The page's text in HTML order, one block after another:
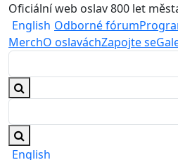
Oficiální web oslav 800 let
English Odborné fórum
MerchO oslaváchZapojte se
English